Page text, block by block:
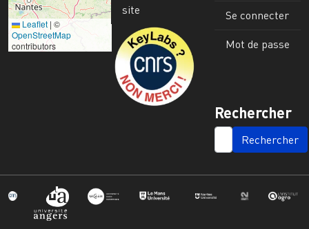
Leaflet | ©
OpenStreetMap
contributors
site
Image
Se connecter
Mot de passe
Rechercher
SEARCH